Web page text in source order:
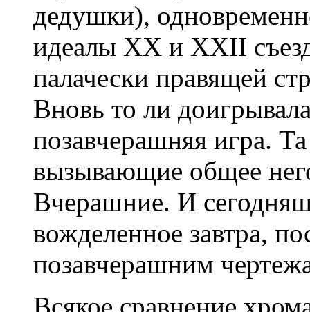
дедушки),
идеалы ХХ и XXII
палачески правящей
Вновь то ли
позавчерашняя игра.
вызывающие общее
Вчерашние. И
вожделенное завтра,
позавчерашним